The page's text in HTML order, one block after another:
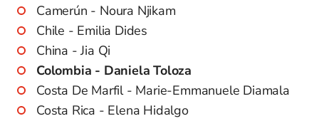
Camerún - Noura Njikam
Chile - Emilia Dides
China - Jia Qi
Colombia - Daniela Toloza
Costa De Marfil - Marie-Emmanuele Diamala
Costa Rica - Elena Hidalgo